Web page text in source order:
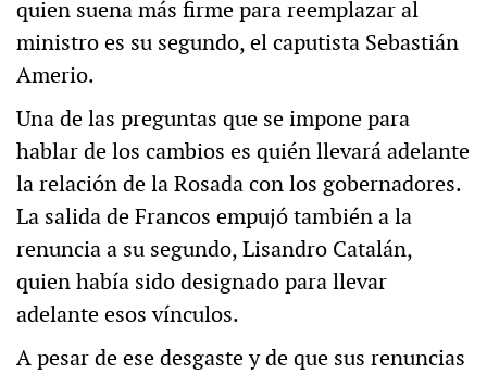
quien suena más firme para reemplazar al
ministro es su segundo, el caputista Sebastián
Amerio.
Una de las preguntas que se impone para
hablar de los cambios es quién llevará adelante
la relación de la Rosada con los gobernadores.
La salida de Francos empujó también a la
renuncia a su segundo, Lisandro Catalán,
quien había sido designado para llevar
adelante esos vínculos.
A pesar de ese desgaste y de que sus renuncias